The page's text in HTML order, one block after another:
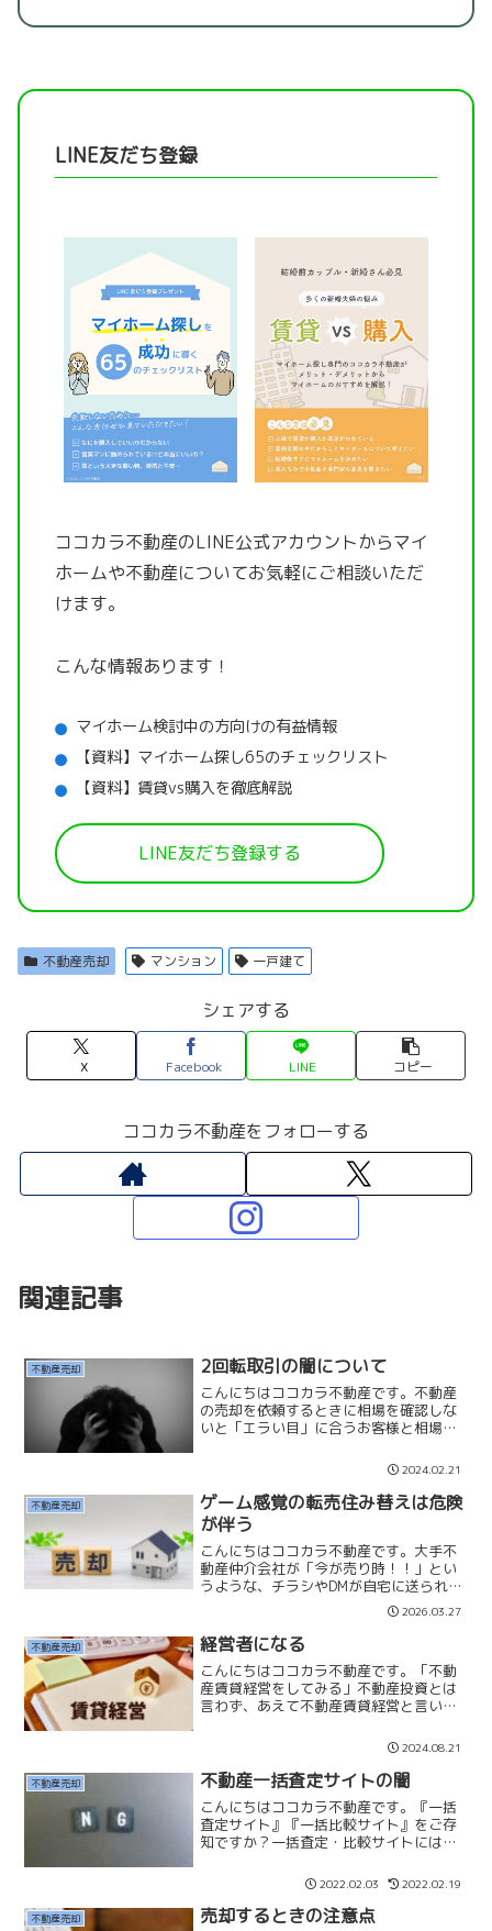
LINE友だち登録
ココカラ不動産のLINE公式アカウントからマイ
ホームや不動産についてお気軽にご相談いただ
けます。
こんな情報あります！
マイホーム検討中の方向けの有益情報
【資料】マイホーム探し65のチェックリスト
【資料】賃貸vs購入を徹底解説
LINE友だち登録する
不動産売却 マンション 一戸建て
シェアする
X Facebook LINE コピー
ココカラ不動産をフォローする
関連記事
不動産売却 2回転取引の闇について
こんにちはココカラ不動産です。不動産
の売却を依頼するときに相場を確認しな
いと「エラい目」に合うお客様と相場を
して利益を貪る仲介業者の「闇」につい
てお話いたします。不動産を購入する人
は2通りのお客様がいます...
2024.02.21
不動産売却
ゲーム感覚の転売住み替えは危険
が伴う
こんにちはココカラ不動産です。大手不
動産仲介会社が「今が売り時！！」とい
うような、チラシやDMが自宅に送られて
きます。私は不動産が高騰しているから
といって、マネーゲームのような転売を
繰り返し住み替えをするのは、不動産を
熟知していなければとて...
2026.03.27
不動産売却 経営者になる
こんにちはココカラ不動産です。「不動
産賃貸経営をしてみる」不動産投資とは
言わず、あえて不動産賃貸経営と言いま
定や入居付け、リフォームを考えるな
ら、これは投資ではなく「経営」と言っ
ていいのではないでしょうか...
2024.08.21
不動産売却 不動産一括査定サイトの闇
こんにちはココカラ不動産です。『一括
査定サイト』『一括比較サイト』をご存
知ですか？一括査定・比較サイトには
越し」「自動車買取」「結婚相談所」な
どなどどの業界にもあります。少し闇の
ことを毒づきますので不快に...
2022.02.03 2022.02.19
不動産売却 売却するときの注意点